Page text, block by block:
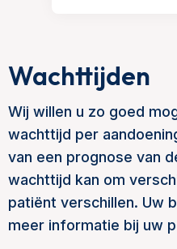
Wachttijden
Wij willen u zo goed
wachttijd per
van een prognose van
wachttijd kan om
patiënt verschillen. Uw
meer informatie bij uw